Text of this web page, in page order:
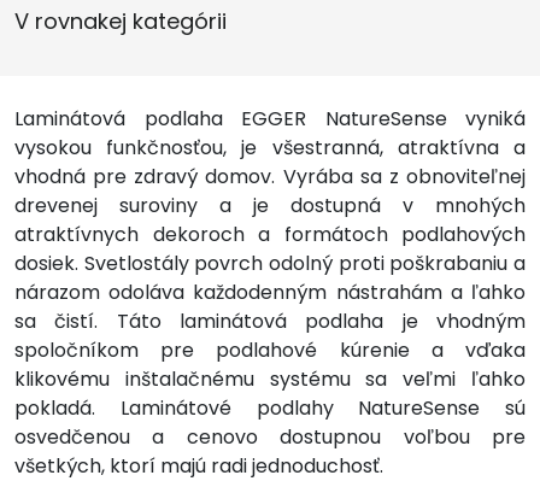
V rovnakej kategórii
Laminátová podlaha EGGER NatureSense vyniká
vysokou funkčnosťou, je všestranná, atraktívna a
vhodná pre zdravý domov. Vyrába sa z obnoviteľnej
drevenej suroviny a je dostupná v mnohých
atraktívnych dekoroch a formátoch podlahových
dosiek. Svetlostály povrch odolný proti poškrabaniu a
nárazom odoláva každodenným nástrahám a ľahko
sa čistí. Táto laminátová podlaha je vhodným
spoločníkom pre podlahové kúrenie a vďaka
klikovému inštalačnému systému sa veľmi ľahko
pokladá. Laminátové podlahy NatureSense sú
osvedčenou a cenovo dostupnou voľbou pre
všetkých, ktorí majú radi jednoduchosť.